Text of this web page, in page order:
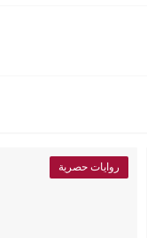
روايات حصرية